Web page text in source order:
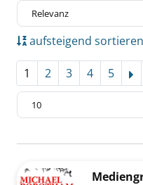
aufsteigend sortieren
1 2 3 4 5
Zu den Suchfiltern